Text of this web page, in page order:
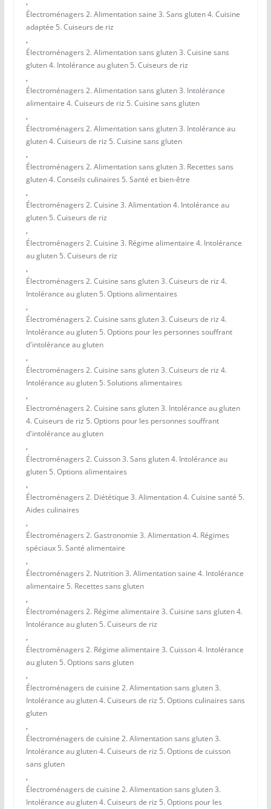
Électroménagers 2. Alimentation saine 3. Sans gluten 4. Cuisine
adaptée 5. Cuiseurs de riz
,
Électroménagers 2. Alimentation sans gluten 3. Cuisine sans
gluten 4. Intolérance au gluten 5. Cuiseurs de riz
,
Électroménagers 2. Alimentation sans gluten 3. Intolérance
alimentaire 4. Cuiseurs de riz 5. Cuisine sans gluten
,
Électroménagers 2. Alimentation sans gluten 3. Intolérance au
gluten 4. Cuiseurs de riz 5. Cuisine sans gluten
,
Électroménagers 2. Alimentation sans gluten 3. Recettes sans
gluten 4. Conseils culinaires 5. Santé et bien-être
,
Électroménagers 2. Cuisine 3. Alimentation 4. Intolérance au
gluten 5. Cuiseurs de riz
,
Électroménagers 2. Cuisine 3. Régime alimentaire 4. Intolérance
au gluten 5. Cuiseurs de riz
,
Électroménagers 2. Cuisine sans gluten 3. Cuiseurs de riz 4.
Intolérance au gluten 5. Options alimentaires
,
Électroménagers 2. Cuisine sans gluten 3. Cuiseurs de riz 4.
Intolérance au gluten 5. Options pour les personnes souffrant
d'intolérance au gluten
,
Électroménagers 2. Cuisine sans gluten 3. Cuiseurs de riz 4.
Intolérance au gluten 5. Solutions alimentaires
,
Electroménagers 2. Cuisine sans gluten 3. Intolérance au gluten
4. Cuiseurs de riz 5. Options pour les personnes souffrant
d'intolérance au gluten
,
Électroménagers 2. Cuisson 3. Sans gluten 4. Intolérance au
gluten 5. Options alimentaires
,
Électroménagers 2. Diététique 3. Alimentation 4. Cuisine santé 5.
Aides culinaires
,
Électroménagers 2. Gastronomie 3. Alimentation 4. Régimes
spéciaux 5. Santé alimentaire
,
Électroménagers 2. Nutrition 3. Alimentation saine 4. Intolérance
alimentaire 5. Recettes sans gluten
,
Électroménagers 2. Régime alimentaire 3. Cuisine sans gluten 4.
Intolérance au gluten 5. Cuiseurs de riz
,
Électroménagers 2. Régime alimentaire 3. Cuisson 4. Intolérance
au gluten 5. Options sans gluten
,
Électroménagers de cuisine 2. Alimentation sans gluten 3.
Intolérance au gluten 4. Cuiseurs de riz 5. Options culinaires sans
gluten
,
Électroménagers de cuisine 2. Alimentation sans gluten 3.
Intolérance au gluten 4. Cuiseurs de riz 5. Options de cuisson
sans gluten
,
Électroménagers de cuisine 2. Alimentation sans gluten 3.
Intolérance au gluten 4. Cuiseurs de riz 5. Options pour les